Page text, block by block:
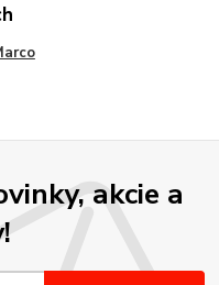
akcie a